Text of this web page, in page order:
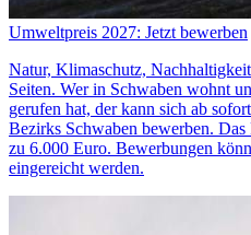
Umweltpreis 2027: Jetzt bewerben
Natur, Klimaschutz,
Seiten. Wer in Schwaben wohnt
gerufen hat, der kann sich ab
Bezirks Schwaben bewerben. Das
zu 6.000 Euro. Bewerbungen
eingereicht werden.